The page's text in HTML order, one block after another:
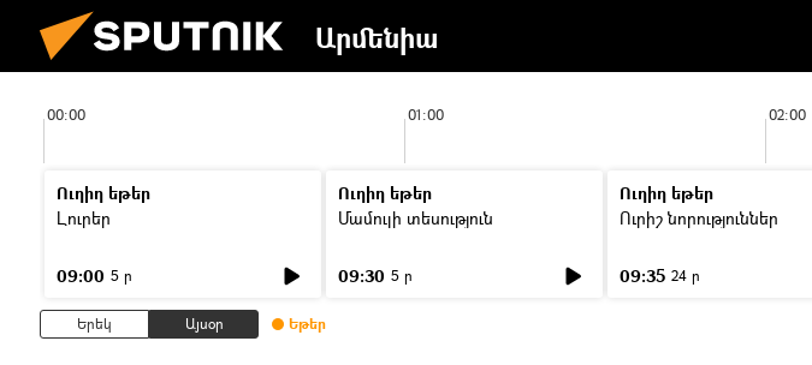
Արմենիա
00:00 01:00 02:00
Ուղիղ եթեր
Լուրեր
09:00 5 ր
Ուղիղ եթեր
Մամուլի տեսություն
09:30 5 ր
Ուղիղ եթեր
Ուրիշ նորություններ
09:35 24 ր
Երեկ Այսօր Եթեր